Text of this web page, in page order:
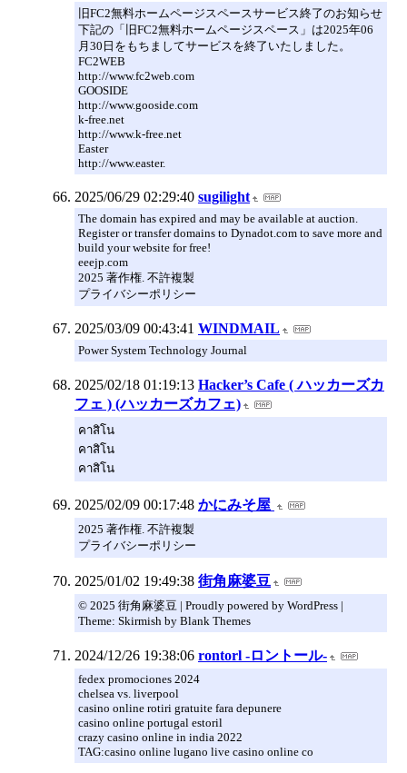
旧FC2無料ホームページスペースサービス終了のお知らせ
下記の「旧FC2無料ホームページスペース」は2025年06
月30日をもちましてサービスを終了いたしました。
FC2WEB
http://www.fc2web.com
GOOSIDE
http://www.gooside.com
k-free.net
http://www.k-free.net
Easter
http://www.easter.
2025/06/29 02:29:40 sugilight
The domain has expired and may be available at auction.
Register or transfer domains to Dynadot.com to save more and
build your website for free!
eeejp.com
2025 著作権. 不許複製
プライバシーポリシー
2025/03/09 00:43:41 WINDMAIL
Power System Technology Journal
2025/02/18 01:19:13 Hacker’s Cafe ( ハッカーズカ
フェ ) (ハッカーズカフェ)
คาสิโน
คาสิโน
คาสิโน
2025/02/09 00:17:48 かにみそ屋
2025 著作権. 不許複製
プライバシーポリシー
2025/01/02 19:49:38 街角麻婆豆
© 2025 街角麻婆豆 | Proudly powered by WordPress |
Theme: Skirmish by Blank Themes
2024/12/26 19:38:06 rontorl -ロントール-
fedex promociones 2024
chelsea vs. liverpool
casino online rotiri gratuite fara depunere
casino online portugal estoril
crazy casino online in india 2022
TAG:casino online lugano live casino online co